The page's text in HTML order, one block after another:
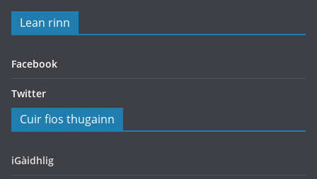
Lean rinn
Facebook
Twitter
Cuir fios thugainn
iGàidhlig